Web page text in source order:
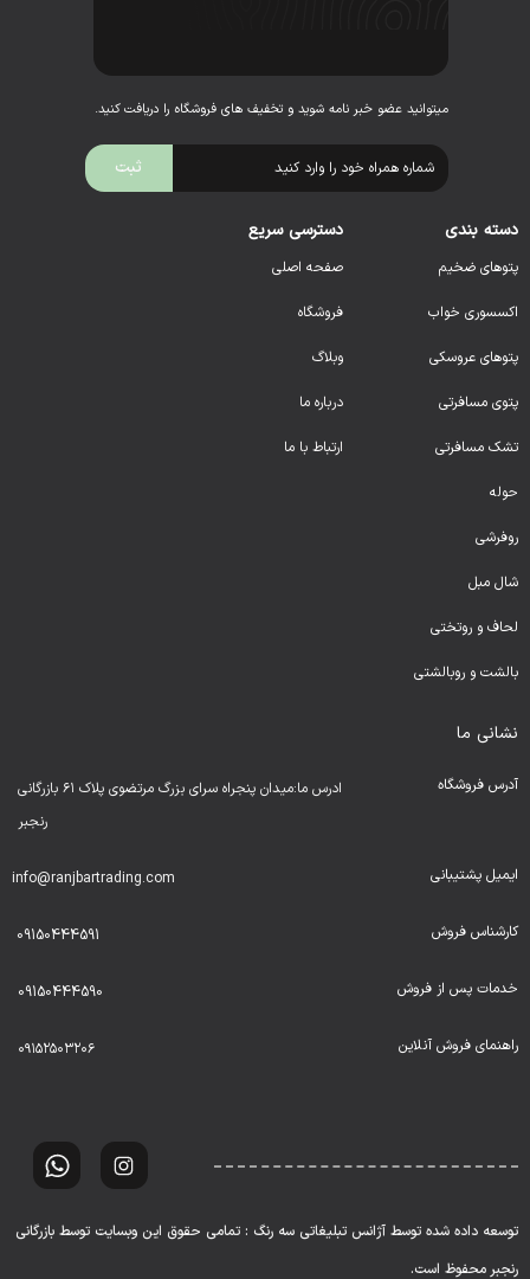
میتوانید عضو خبر نامه شوید و تخفیف های فروشگاه را دریافت کنید.
دسته بندی
پتوهای ضخیم
اکسسوری خواب
پتوهای عروسکی
پتوی مسافرتی
تشک مسافرتی
حوله
روفرشی
شال مبل
لحاف و روتختی
بالشت و روبالشتی
دسترسی سریع
صفحه اصلی
فروشگاه
وبلاگ
درباره ما
ارتباط با ما
نشانی ما
آدرس فروشگاه
ادرس ما:میدان پنجراه سرای بزرگ مرتضوی پلاک ۶۱ بازرگانی
رنجبر
ایمیل پشتیبانی info@ranjbartrading.com
کارشناس فروش 09150444591
خدمات پس از فروش 09150444590
راهنمای فروش آنلاین ۰۹۱۵۲۵۰۳۲۰۶
توسعه داده شده توسط آژانس تبلیغاتی سه رنگ : تمامی حقوق این وبسایت توسط بازرگانی
رنجبر محفوظ است.